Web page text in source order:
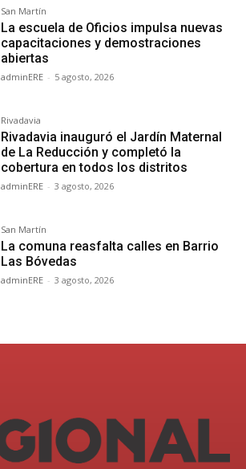
San Martín
La escuela de Oficios impulsa nuevas
capacitaciones y demostraciones
abiertas
adminERE - 5 agosto, 2026
Rivadavia
Rivadavia inauguró el Jardín Maternal
de La Reducción y completó la
cobertura en todos los distritos
adminERE - 3 agosto, 2026
San Martín
La comuna reasfalta calles en Barrio
Las Bóvedas
adminERE - 3 agosto, 2026